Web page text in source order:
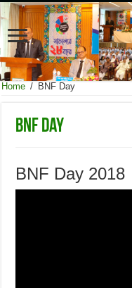
Home / BNF Day
BNF Day
BNF Day 2018